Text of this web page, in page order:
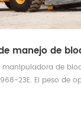
52E carretilla
El peso operado es